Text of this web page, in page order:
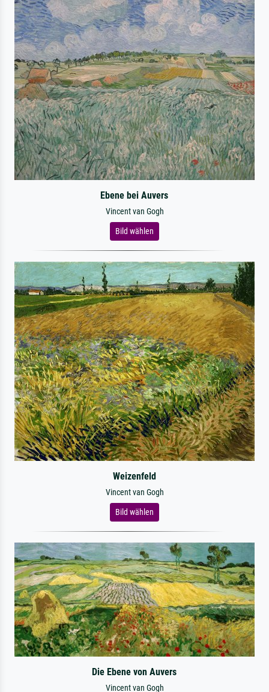
Ebene bei Auvers
Vincent van Gogh
Bild wählen
Weizenfeld
Vincent van Gogh
Bild wählen
Die Ebene von Auvers
Vincent van Gogh